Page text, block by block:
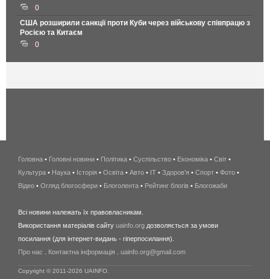
0
США розширили санкції проти Куби через військову співпрацю з
Росією та Китаєм
0
беспроводной
интернет
киев
wimax
в
Головна • Головні новини • Політика • Суспільство • Економіка • Світ •
Культура • Наука • Історія • Освіта • Авто • IT • Здоров'я • Спорт • Фото •
Відео • Огляд блогосфери • Блоголента • Рейтинг блогів • Блогожаби
Всі новини належать їх правовласникам.
Використання матеріалів сайту uainfo.org дозволяється за умови
посилання (для інтернет-видань - гіперпосилання).
Про нас
Контактна інформація uainfo.org@gmail.com
Copyright © 2011-2026 UAINFO.